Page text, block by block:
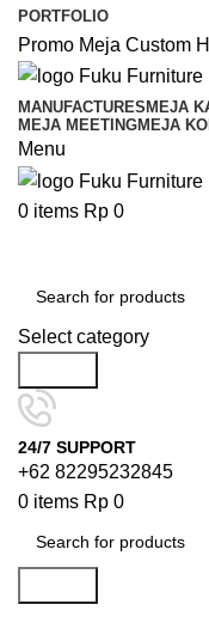
PORTFOLIO
Promo Meja Custom
MANUFACTURES MEJA
MEJA MEETINGMEJA
Menu
0 items Rp 0
Select category
24/7 SUPPORT
+62 82295232845
0 items Rp 0